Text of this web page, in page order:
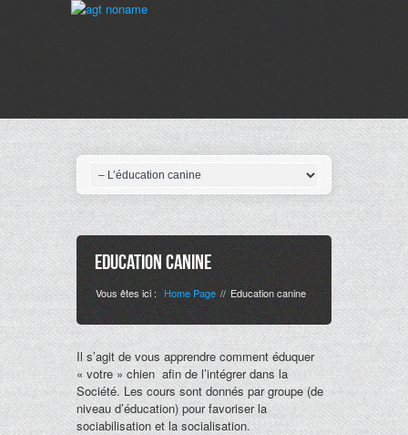
Education canine
Vous êtes ici : Home Page // Education canine
Il s’agit de vous apprendre comment éduquer
« votre » chien afin de l’intégrer dans la
Société. Les cours sont donnés par groupe (de
niveau d’éducation) pour favoriser la
sociabilisation et la socialisation.